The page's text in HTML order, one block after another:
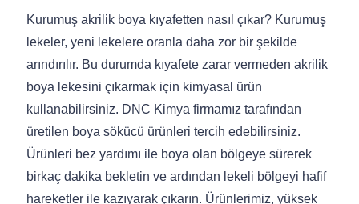
Kurumuş akrilik boya kıyafetten nasıl çıkar? Kurumuş
lekeler, yeni lekelere oranla daha zor bir şekilde
arındırılır. Bu durumda kıyafete zarar vermeden akrilik
boya lekesini çıkarmak için kimyasal ürün
kullanabilirsiniz. DNC Kimya firmamız tarafından
üretilen boya sökücü ürünleri tercih edebilirsiniz.
Ürünleri bez yardımı ile boya olan bölgeye sürerek
birkaç dakika bekletin ve ardından lekeli bölgeyi hafif
hareketler ile kazıyarak çıkarın. Ürünlerimiz, yüksek